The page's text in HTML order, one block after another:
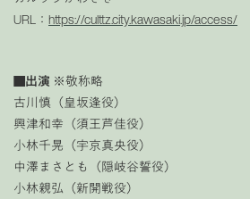
URL： https://culttz.city.kawasaki.jp/access/
■出演 ※敬称略
古川慎（皇坂逢役）
興津和幸（須王芦佳役）
小林千晃（宇京真央役）
中澤まさとも（隠岐谷誓役）
小林親弘（新開戦役）